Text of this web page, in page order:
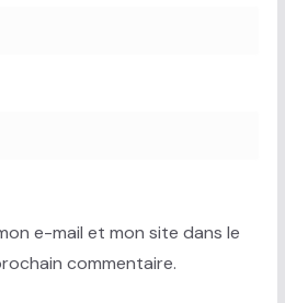
e-mail et mon site dans le
commentaire.